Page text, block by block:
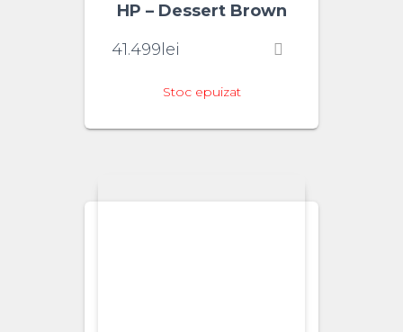
HP – Dessert Brown
41.499 lei
Stoc epuizat